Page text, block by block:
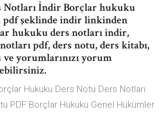
Notları İndir Borçlar hukuku
pdf şeklinde indir linkinden
hukuku ders notları indir,
pdf, ders notu, ders kitabı,
yorumlarınızı yorum
Hukuku Ders Notu Ders Notları
PDF Borçlar Hukuku Genel Hükümler